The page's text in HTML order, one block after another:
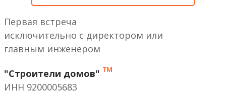
Первая встреча
исключительно с директором или
главным инженером
"Строители домов" ™
ИНН 9200005683